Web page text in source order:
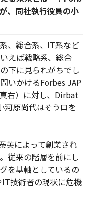
、同社執行役員の小
、総合系、IT系など
えば戦略系、総合
下に見られがちでし
いかけるForbes JAP
右）に対し、Dirbat
河原尚代はそう口を
英によって創業され
従来の階層を前にし
を基軸としているの
技術者の現状に危機